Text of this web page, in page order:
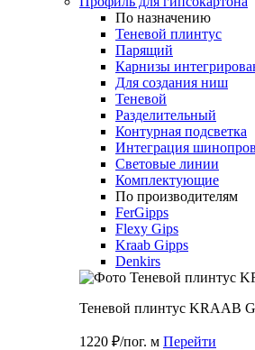
По назначению
Теневой плинтус
Парящий
Карнизы
Для создания ниш
Теневой
Разделительный
Контурная подсветка
Интеграция
Световые линии
Комплектующие
По производителям
FerGipps
Flexy Gips
Kraab Gipps
Denkirs
Теневой плинтус KRAAB
1220 ₽/пог. м Перейти